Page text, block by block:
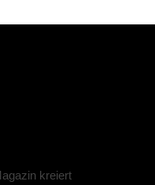
kreiert